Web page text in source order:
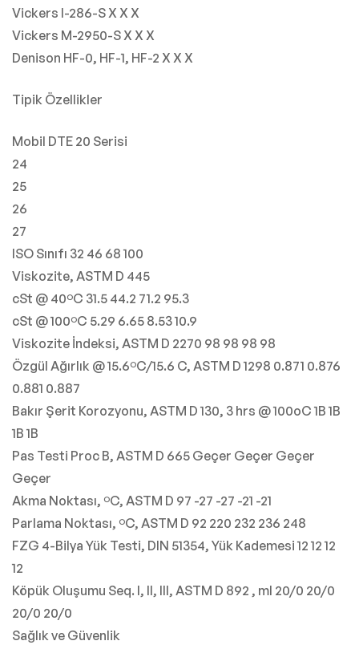
Vickers I-286-S X X X
Vickers M-2950-S X X X
Denison HF-0, HF-1, HF-2 X X X
Tipik Özellikler
Mobil DTE 20 Serisi
24
25
26
27
ISO Sınıfı 32 46 68 100
Viskozite, ASTM D 445
cSt @ 40ºC 31.5 44.2 71.2 95.3
cSt @ 100ºC 5.29 6.65 8.53 10.9
Viskozite İndeksi, ASTM D 2270 98 98 98 98
Özgül Ağırlık @ 15.6ºC/15.6 C, ASTM D 1298 0.871 0.876
0.881 0.887
Bakır Şerit Korozyonu, ASTM D 130, 3 hrs @ 100oC 1B 1B
1B 1B
Pas Testi Proc B, ASTM D 665 Geçer Geçer Geçer
Geçer
Akma Noktası, ºC, ASTM D 97 -27 -27 -21 -21
Parlama Noktası, ºC, ASTM D 92 220 232 236 248
FZG 4-Bilya Yük Testi, DIN 51354, Yük Kademesi 12 12 12
12
Köpük Oluşumu Seq. I, II, III, ASTM D 892 , ml 20/0 20/0
20/0 20/0
Sağlık ve Güvenlik